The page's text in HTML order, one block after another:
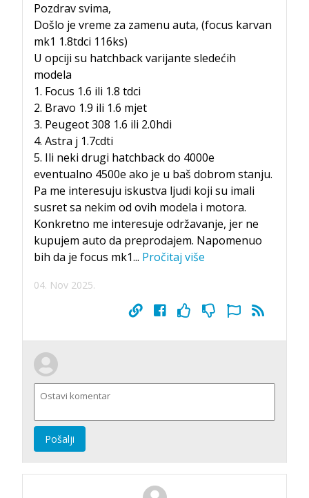
Pozdrav svima,
Došlo je vreme za zamenu auta, (focus karvan
mk1 1.8tdci 116ks)
U opciji su hatchback varijante sledećih
modela
1. Focus 1.6 ili 1.8 tdci
2. Bravo 1.9 ili 1.6 mjet
3. Peugeot 308 1.6 ili 2.0hdi
4. Astra j 1.7cdti
5. Ili neki drugi hatchback do 4000e
eventualno 4500e ako je u baš dobrom stanju.
Pa me interesuju iskustva ljudi koji su imali
susret sa nekim od ovih modela i motora.
Konkretno me interesuje održavanje, jer ne
kupujem auto da preprodajem. Napomenuo
bih da je focus mk1... Pročitaj više
04. Nov 2025.
Pošalji